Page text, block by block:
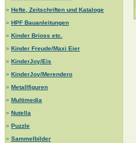
» Hefte, Zeitschriften und Kataloge
» HPF Bauanleitungen
» Kinder Brioss etc.
» Kinder Freude/Maxi Eier
» KinderJoy/Eis
» KinderJoy/Merendero
» Metallfiguren
» Multimedia
» Nutella
» Puzzle
» Sammelbilder